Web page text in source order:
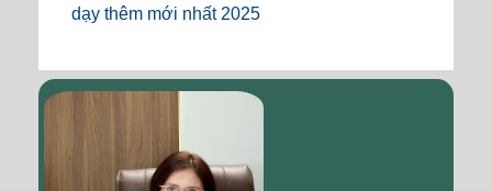
dạy thêm mới nhất 2025